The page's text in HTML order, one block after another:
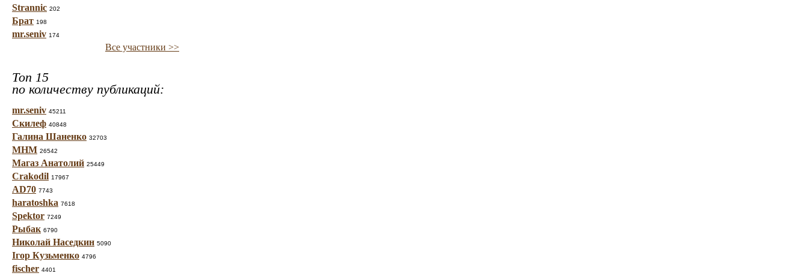
Strannic 202
Брат 198
mr.seniv 174
Все участники >>
Топ 15
по количеству публикаций:
mr.seniv 45211
Скилеф 40848
Галина Шаненко 32703
МНМ 26542
Магаз Анатолий 25449
Crakodil 17967
AD70 7743
haratoshka 7618
Spektor 7249
Рыбак 6790
Николай Наседкин 5090
Ігор Кузьменко 4796
fischer 4401